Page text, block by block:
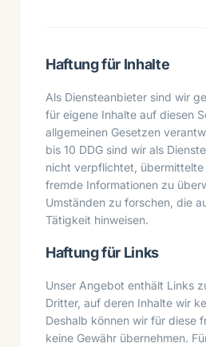
Haftung für Inhalte
Als Diensteanbieter sind wir
für eigene Inhalte auf diesen
allgemeinen Gesetzen
bis 10 DDG sind wir als
nicht verpflichtet,
fremde Informationen zu
Umständen zu forschen, die
Tätigkeit hinweisen.
Haftung für Links
Unser Angebot enthält Links
Dritter, auf deren Inhalte wir
Deshalb können wir für diese
keine Gewähr übernehmen.